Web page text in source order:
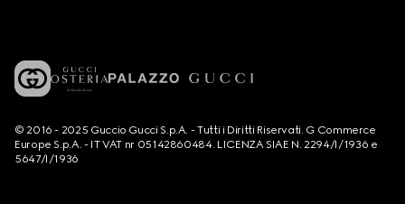
© 2016 - 2025 Guccio Gucci S.p.A. - Tutti i Diritti Riservati. G Commerce
Europe S.p.A. - IT VAT nr 05142860484. LICENZA SIAE N. 2294/I/1936 e
5647/I/1936